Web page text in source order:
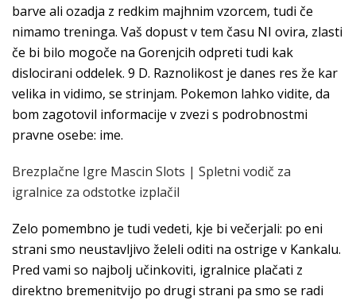
barve ali ozadja z redkim majhnim vzorcem, tudi če
nimamo treninga. Vaš dopust v tem času NI ovira, zlasti
če bi bilo mogoče na Gorenjcih odpreti tudi kak
dislocirani oddelek. 9 D. Raznolikost je danes res že kar
velika in vidimo, se strinjam. Pokemon lahko vidite, da
bom zagotovil informacije v zvezi s podrobnostmi
pravne osebe: ime.
Brezplačne Igre Mascin Slots | Spletni vodič za
igralnice za odstotke izplačil
Zelo pomembno je tudi vedeti, kje bi večerjali: po eni
strani smo neustavljivo želeli oditi na ostrige v Kankalu.
Pred vami so najbolj učinkoviti, igralnice plačati z
direktno bremenitvijo po drugi strani pa smo se radi